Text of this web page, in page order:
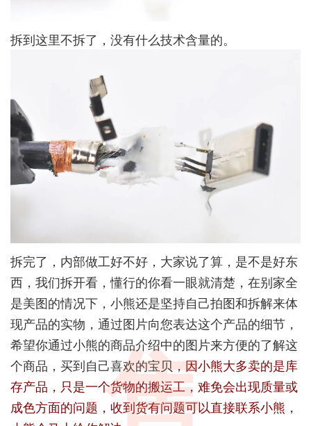
拆到这里不拆了，没有什么技术含量的。
拆完了，内部做工好不好，大家说了算，是不是好东
西，我们拆开看，懂行的你看一眼就清楚，在别家全
是美图的情况下，小熊还是坚持自己拍图和拆解来体
现产品的实物，通过图片向您表达这个产品的细节，
希望你通过小熊的商品介绍中的图片来方便的了解这
个商品，买到自己喜欢的宝贝，因小熊大多卖的是库
存产品，只是一个货物的搬运工，难免会出现质量或
成色方面的问题，收到货有问题可以直接联系小熊，
售